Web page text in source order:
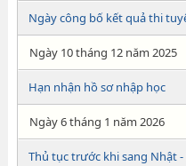
Ngày công bố kết quả thi
Ngày 10 tháng 12 năm 2025
Hạn nhận hồ sơ nhập học
Ngày 6 tháng 1 năm 2026
Thủ tục trước khi sang Nhật